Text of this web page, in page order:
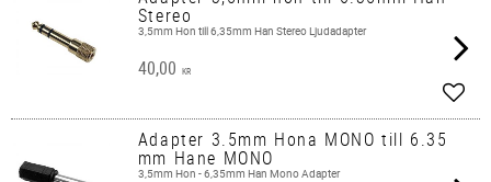
Stereo
3,5mm Hon till 6,35mm Han Stereo Ljudadapter
40,00 KR
Add
Adapter 3.5mm Hona MONO till 6.35
mm Hane MONO
3,5mm Hon - 6,35mm Han Mono Adapter